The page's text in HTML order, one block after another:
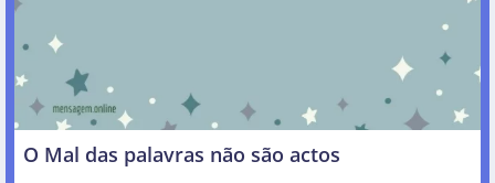
O Mal das palavras não são actos